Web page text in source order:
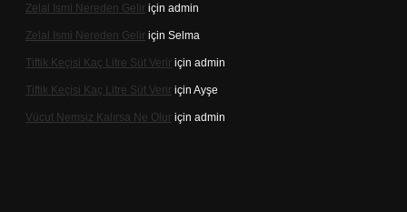
Zelal Ismi Nereden Gelir için admin
Zelal Ismi Nereden Gelir için Selma
Tiftik Keçisi Kaç Litre Süt Verir için admin
Tiftik Keçisi Kaç Litre Süt Verir için Ayşe
Vücut Nemsiz Kalırsa Ne Olur için admin